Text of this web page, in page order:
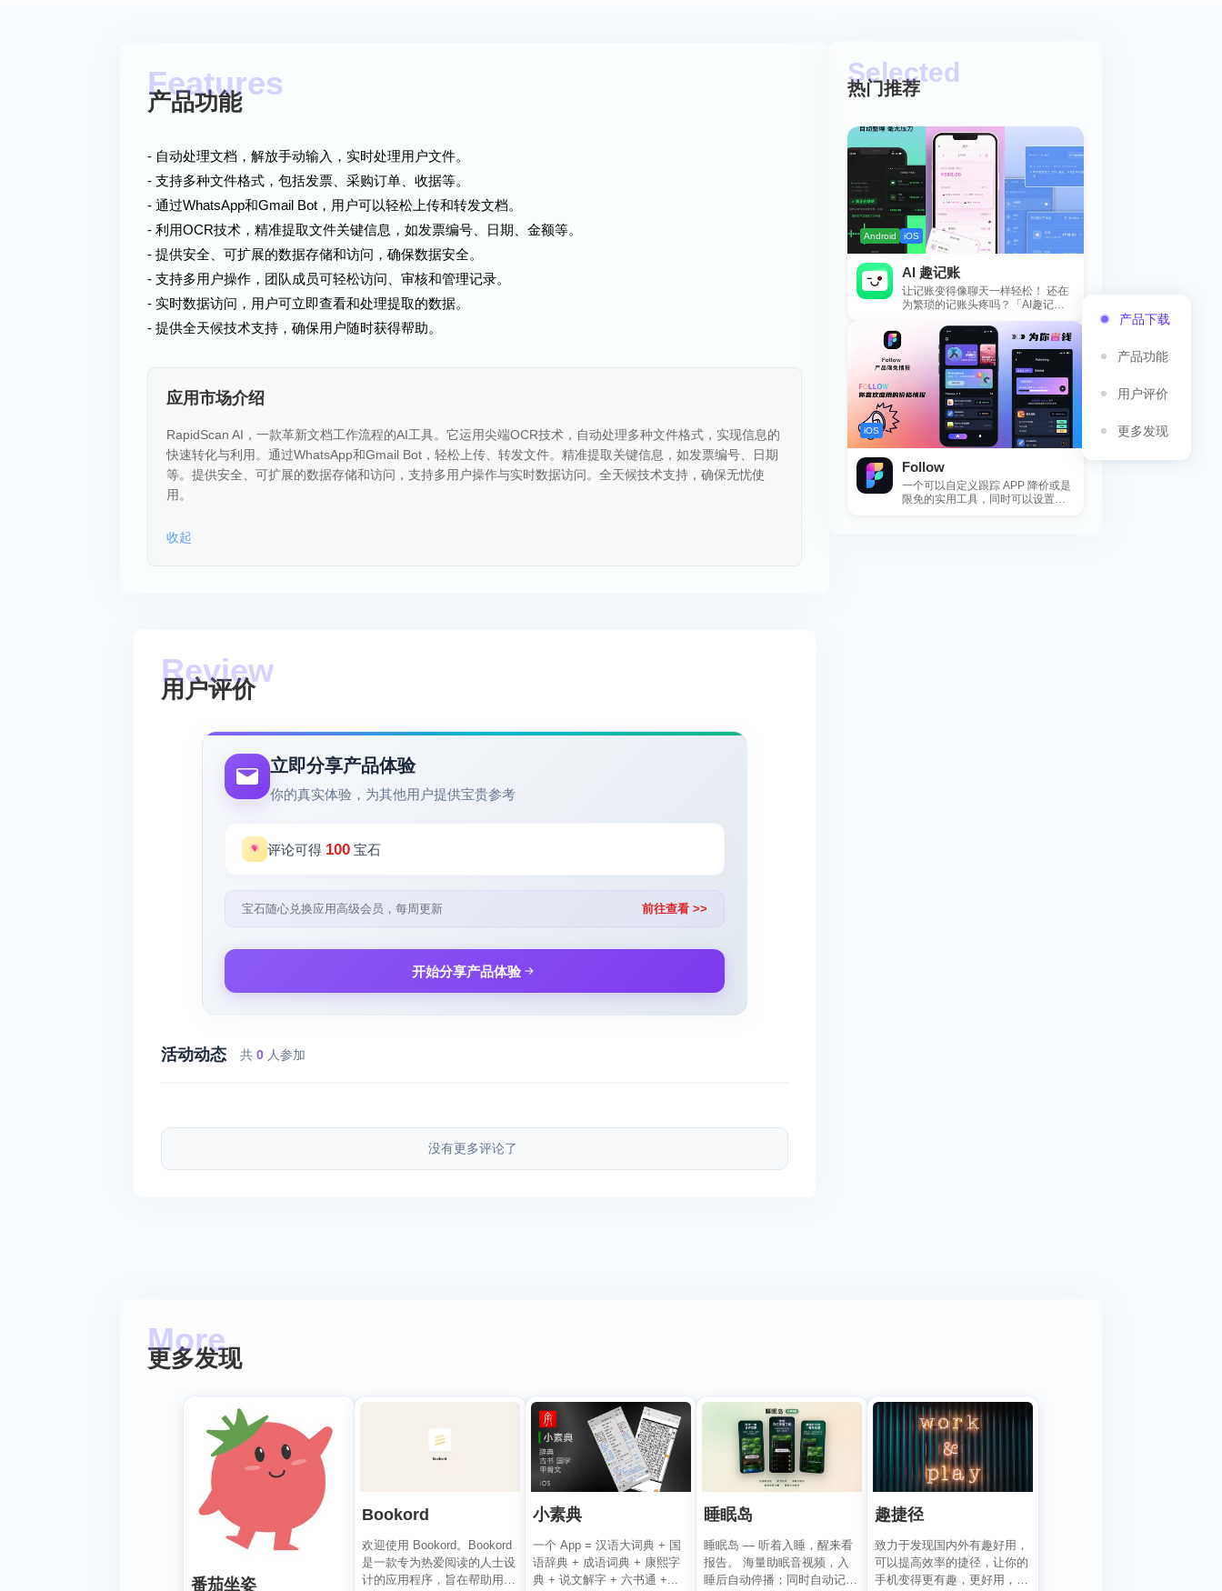
产品下载
产品功能
用户评价
更多发现
产品功能
- 自动处理文档，解放手动输入，实时处理用户文件。
- 支持多种文件格式，包括发票、采购订单、收据等。
- 通过WhatsApp和Gmail Bot，用户可以轻松上传和转发文档。
- 利用OCR技术，精准提取文件关键信息，如发票编号、日期、金额等。
- 提供安全、可扩展的数据存储和访问，确保数据安全。
- 支持多用户操作，团队成员可轻松访问、审核和管理记录。
- 实时数据访问，用户可立即查看和处理提取的数据。
- 提供全天候技术支持，确保用户随时获得帮助。
应用市场介绍
RapidScan AI，一款革新文档工作流程的AI工具。它运用尖端OCR技术，自动处理多种文件格式，实现信息的
快速转化与利用。通过WhatsApp和Gmail Bot，轻松上传、转发文件。精准提取关键信息，如发票编号、日期
等。提供安全、可扩展的数据存储和访问，支持多用户操作与实时数据访问。全天候技术支持，确保无忧使
用。
收起
用户评价
立即分享产品体验
你的真实体验，为其他用户提供宝贵参考
评论可得 100 宝石
宝石随心兑换应用高级会员，每周更新 前往查看 >>
开始分享产品体验
活动动态 共 0 人参加
没有更多评论了
热门推荐
Android iOS
AI 趣记账
让记账变得像聊天一样轻松！ 还在
为繁琐的记账头疼吗？「AI趣记
账」来拯救你啦！这款智能记账工
具专为懒...
iOS
Follow
一个可以自定义跟踪 APP 降价或是
限免的实用工具，同时可以设置包
更多发现
番茄坐姿
Bookord
欢迎使用 Bookord。Bookord
是一款专为热爱阅读的人士设
计的应用程序，旨在帮助用户
小素典
一个 App = 汉语大词典 + 国
语辞典 + 成语词典 + 康熙字
典 + 说文解字 + 六书通 +...
睡眠岛
睡眠岛 — 听着入睡，醒来看
报告。 海量助眠音视频，入
睡后自动停播；同时自动记录
趣捷径
致力于发现国内外有趣好用，
可以提高效率的捷径，让你的
手机变得更有趣，更好用，